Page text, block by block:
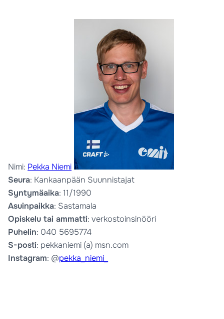
Nimi: Pekka Niemi
Seura: Kankaanpään Suunnistajat
Syntymäaika: 11/1990
Asuinpaikka: Sastamala
Opiskelu tai ammatti: verkostoinsinööri
Puhelin: 040 5695774
S-posti: pekkaniemi (a) msn.com
Instagram: @pekka_niemi_